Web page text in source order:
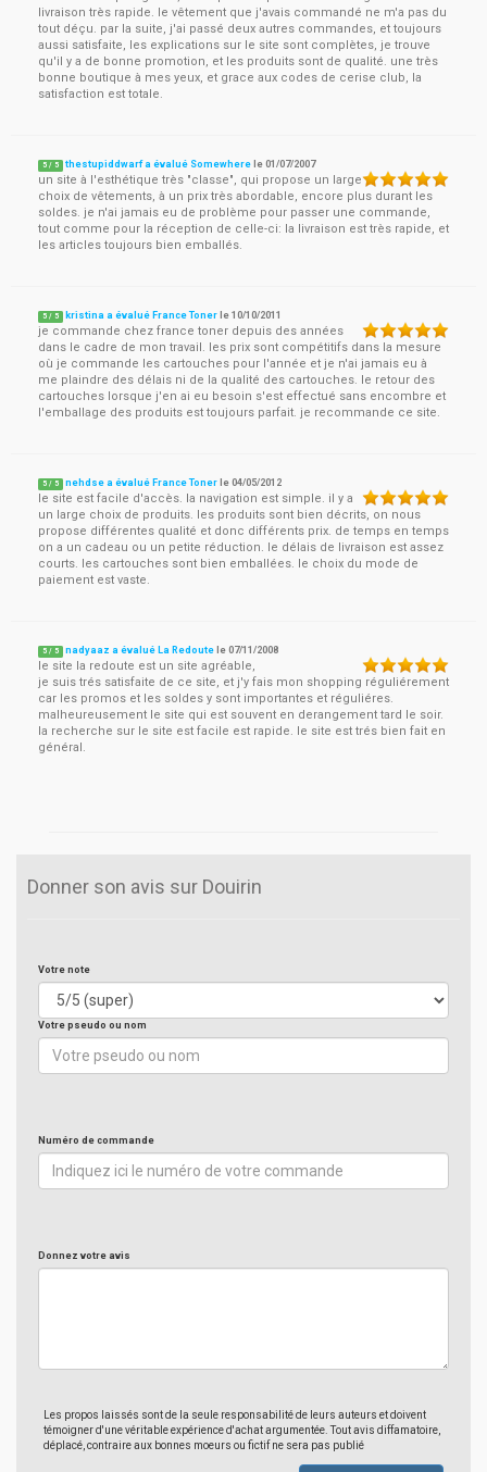
livraison très rapide. le vêtement que j'avais commandé ne m'a pas du
tout déçu. par la suite, j'ai passé deux autres commandes, et toujours
aussi satisfaite, les explications sur le site sont complètes, je trouve
qu'il y a de bonne promotion, et les produits sont de qualité. une très
bonne boutique à mes yeux, et grace aux codes de cerise club, la
satisfaction est totale.
5 / 5 thestupiddwarf a évalué Somewhere le01/07/2007
un site à l'esthétique très "classe", qui propose un large
choix de vêtements, à un prix très abordable, encore plus durant les
soldes. je n'ai jamais eu de problème pour passer une commande,
tout comme pour la réception de celle-ci: la livraison est très rapide, et
les articles toujours bien emballés.
5 / 5 kristina a évalué France Toner le10/10/2011
je commande chez france toner depuis des années
dans le cadre de mon travail. les prix sont compétitifs dans la mesure
où je commande les cartouches pour l'année et je n'ai jamais eu à
me plaindre des délais ni de la qualité des cartouches. le retour des
cartouches lorsque j'en ai eu besoin s'est effectué sans encombre et
l'emballage des produits est toujours parfait. je recommande ce site.
5 / 5 nehdse a évalué France Toner le04/05/2012
le site est facile d'accès. la navigation est simple. il y a
un large choix de produits. les produits sont bien décrits, on nous
propose différentes qualité et donc différents prix. de temps en temps
on a un cadeau ou un petite réduction. le délais de livraison est assez
courts. les cartouches sont bien emballées. le choix du mode de
paiement est vaste.
5 / 5 nadyaaz a évalué La Redoute le07/11/2008
le site la redoute est un site agréable,
je suis trés satisfaite de ce site, et j'y fais mon shopping réguliérement
car les promos et les soldes y sont importantes et réguliéres.
malheureusement le site qui est souvent en derangement tard le soir.
la recherche sur le site est facile est rapide. le site est trés bien fait en
général.
Donner son avis sur Douirin
Votre note
Votre pseudo ou nom
Numéro de commande
Donnez votre avis
Les propos laissés sont de la seule responsabilité de leurs auteurs et doivent
témoigner d'une véritable expérience d'achat argumentée. Tout avis diffamatoire,
déplacé, contraire aux bonnes moeurs ou fictif ne sera pas publié